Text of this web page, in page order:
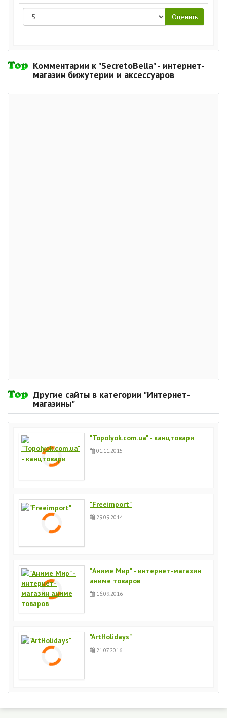
Комментарии к "SecretoBella" - интернет-
магазин бижутерии и аксессуаров
Другие сайты в категории "Интернет-
магазины"
"Topolyok.com.ua" - канцтовари
01.11.2015
"Freeimport"
29.09.2014
"Аниме Мир" - интернет-магазин
аниме товаров
16.09.2016
"ArtHolidays"
21.07.2016